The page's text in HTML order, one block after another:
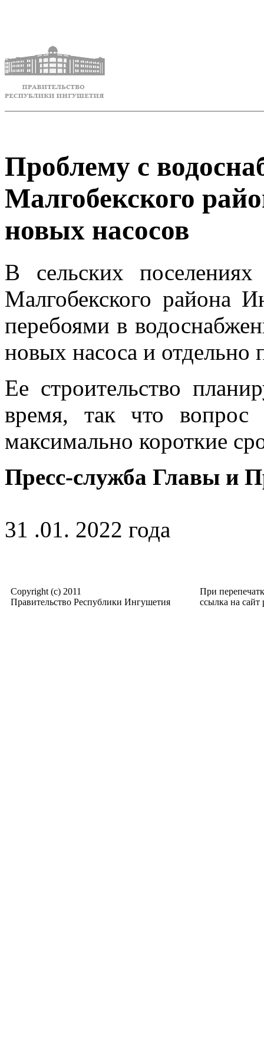
Проблему с
Малгобекского
новых насосов
В сельских
Малгобекского района
перебоями в
новых насоса и отдельно
Ее строительство
время, так что вопрос
максимально короткие
Пресс-служба Главы и
31 .01. 2022 года
Copyright (c) 2011
Правительство Республики Ингушетия
При
ссылка на сайт